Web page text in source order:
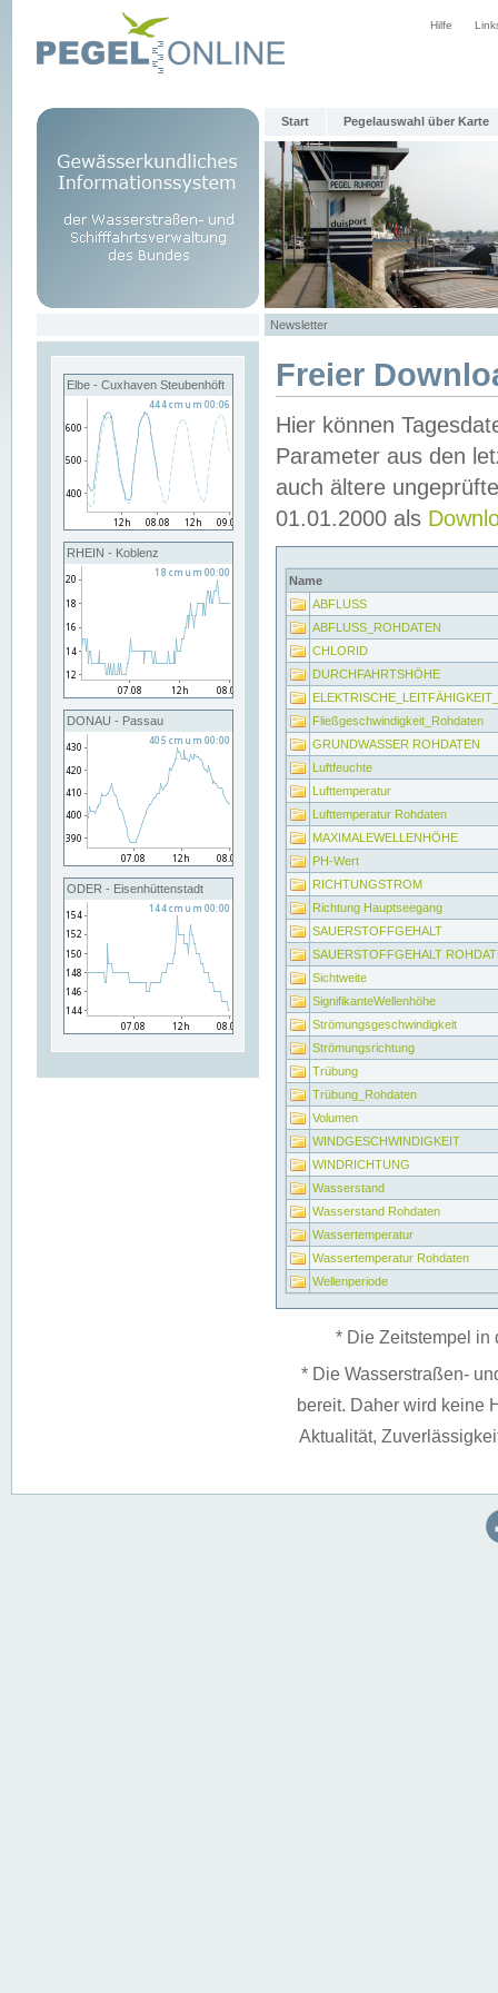
Hilfe
Start Pegelauswahl über Karte
Newsletter
Elbe - Cuxhaven Steubenhöft
RHEIN - Koblenz
DONAU - Passau
ODER - Eisenhüttenstadt
Freier
Hier können
Parameter aus den
auch ältere
01.01.2000 als
Name
ABFLUSS
ABFLUSS_ROHDATEN
CHLORID
DURCHFAHRTSHÖHE
Fließgeschwindigkeit_Rohdaten
GRUNDWASSER ROHDATEN
Luftfeuchte
Lufttemperatur
Lufttemperatur Rohdaten
MAXIMALEWELLENHÖHE
PH-Wert
RICHTUNGSTROM
Richtung Hauptseegang
SAUERSTOFFGEHALT
SAUERSTOFFGEHALT
Sichtweite
SignifikanteWellenhöhe
Strömungsgeschwindigkeit
Strömungsrichtung
Trübung
Trübung_Rohdaten
Volumen
WINDGESCHWINDIGKEIT
WINDRICHTUNG
Wasserstand
Wasserstand Rohdaten
Wassertemperatur
Wassertemperatur Rohdaten
Wellenperiode
* Die Zeitstempel in
* Die Wasserstraßen-
bereit. Daher wird keine
Aktualität,